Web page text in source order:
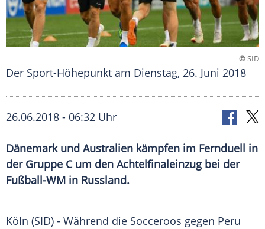
©SID
Der Sport-Höhepunkt am Dienstag, 26. Juni 2018
26.06.2018 - 06:32 Uhr
Dänemark und Australien kämpfen im Fernduell in
der Gruppe C um den Achtelfinaleinzug bei der
Fußball-WM in Russland.
Köln (SID) - Während die Socceroos gegen Peru